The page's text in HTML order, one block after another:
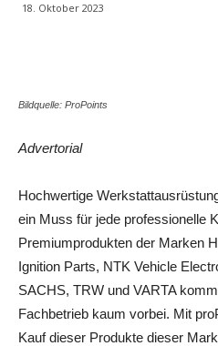
18. Oktober 2023
Bildquelle: ProPoints
Advertorial
Hochwertige
ein Muss für jede professionelle
Premiumprodukten der Marken
Ignition Parts, NTK Vehicle
SACHS, TRW und VARTA
Fachbetrieb kaum vorbei. Mit
Kauf dieser Produkte dieser